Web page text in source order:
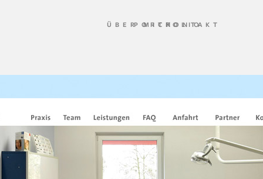
ÜBER MICH
PORTFOLIO
KONTAKT